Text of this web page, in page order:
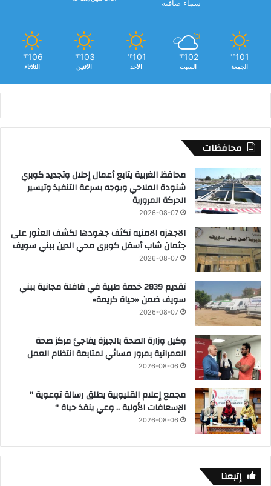
سماء صافية
101
℉
الجمعة
102
℉
السبت
101
℉
الأحد
103
℉
الأثنين
106
℉
الثلاثاء
محافظات
محافظ الغربية يتابع أعمال إحلال وتجديد كوبري
شنودة الملاحي ويوجه بسرعة التنفيذ وتيسير
الحركة المرورية
2026-08-07
الاجهزه الامنيه تكثف جهودها لكشف العثور على
جثمان شاب أسفل كوبرى محي الدين ببني سويف
2026-08-07
تقديم 2839 خدمة طبية في قافلة مجانية ببني
سويف ضمن «حياة كريمة»
2026-08-07
وكيل وزارة الصحة بالجيزة يفاجئ مركز صحة
العمرانية بمرور مسائي لمتابعة انتظام العمل
2026-08-06
مجمع إعلام القليوبية يطلق رسالة توعوية ”
الإسعافات الأولية .. وعي ينقذ حياة “
2026-08-06
إتبعنا